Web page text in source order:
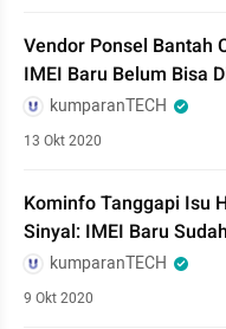
Vendor Ponsel Bantah
IMEI Baru Belum Bisa
kumparanTECH
13 Okt 2020
Kominfo Tanggapi Isu
Sinyal: IMEI Baru
kumparanTECH
9 Okt 2020